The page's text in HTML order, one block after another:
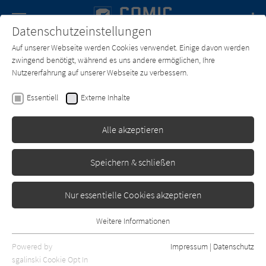
SUCHE Forum Charts Newsletter
Régis Hautière
Standard
nur rezensierte Titel anzeigen
Datenschutzeinstellungen
Auf unserer Webseite werden Cookies verwendet. Einige davon werden
zwingend benötigt, während es uns andere ermöglichen, Ihre
Nutzererfahrung auf unserer Webseite zu verbessern.
Essentiell Externe Inhalte
Alle akzeptieren
Speichern & schließen
Nur essentielle Cookies akzeptieren
Essentielle Cookies werden für grundlegende Funktionen der
Webseite benötigt. Dadurch ist gewährleistet, dass die Webseite
Weitere Informationen
Powered by
sgalinski Cookie Opt In
Impressum | Datenschutz